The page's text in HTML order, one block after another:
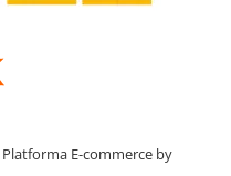
Platforma E-commerce by